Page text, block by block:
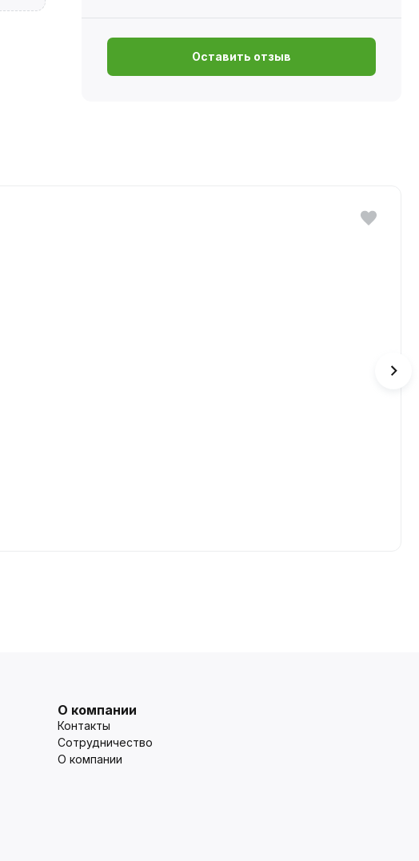
Оставить отзыв
О компании
Контакты
Сотрудничество
О компании